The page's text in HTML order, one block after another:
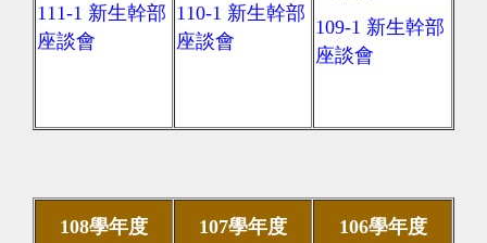
111-1 新生幹部
座談會
110-1 新生幹部
座談會
109-1 新生幹部
座談會
108學年度 107學年度 106學年度